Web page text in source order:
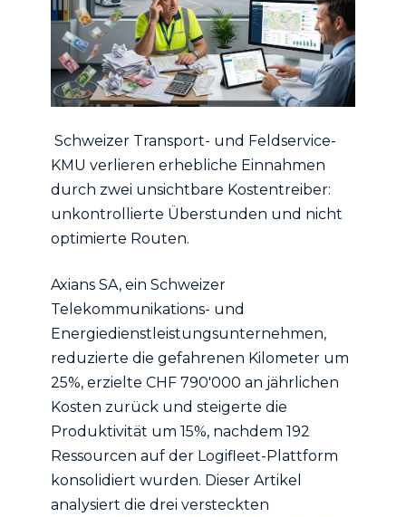
Schweizer Transport- und Feldservice-
KMU verlieren erhebliche Einnahmen
durch zwei unsichtbare Kostentreiber:
unkontrollierte Überstunden und nicht
optimierte Routen.
Axians SA, ein Schweizer
Telekommunikations- und
Energiedienstleistungsunternehmen,
reduzierte die gefahrenen Kilometer um
25%, erzielte CHF 790'000 an jährlichen
Kosten zurück und steigerte die
Produktivität um 15%, nachdem 192
Ressourcen auf der Logifleet-Plattform
konsolidiert wurden. Dieser Artikel
analysiert die drei versteckten